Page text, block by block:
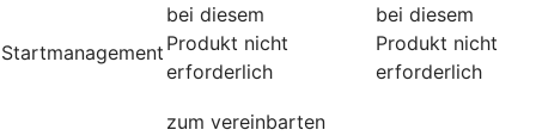
Startmanagement
bei diesem
Produkt nicht
erforderlich
bei diesem
Produkt nicht
erforderlich
zum vereinbarten